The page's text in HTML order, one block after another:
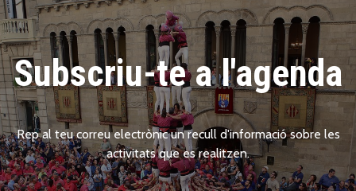
Subscriu-te a l'agenda
Rep al teu correu electrònic un recull d'informació sobre les
activitats que es realitzen.